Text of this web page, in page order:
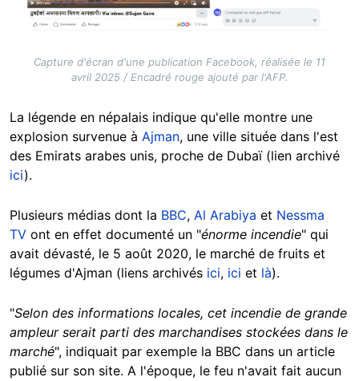
Capture d'écran d'une publication Facebook, réalisée le 11
avril 2025 / Encadré rouge ajouté par l'AFP.
La légende en népalais indique qu'elle montre une
explosion survenue à Ajman, une ville située dans l'est
des Emirats arabes unis, proche de Dubaï (lien archivé
ici).
Plusieurs médias dont la BBC, Al Arabiya et Nessma
TV ont en effet documenté un "énorme incendie" qui
avait dévasté, le 5 août 2020, le marché de fruits et
légumes d'Ajman (liens archivés ici, ici et là).
"Selon des informations locales, cet incendie de grande
ampleur serait parti des marchandises stockées dans le
marché", indiquait par exemple la BBC dans un article
publié sur son site. A l'époque, le feu n'avait fait aucun